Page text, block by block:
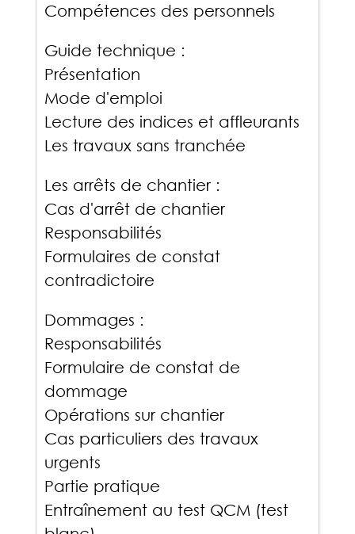
Compétences des personnels
Guide technique :
Présentation
Mode d'emploi
Lecture des indices et affleurants
Les travaux sans tranchée
Les arrêts de chantier :
Cas d'arrêt de chantier
Responsabilités
Formulaires de constat
contradictoire
Dommages :
Responsabilités
Formulaire de constat de
dommage
Opérations sur chantier
Cas particuliers des travaux
urgents
Partie pratique
Entraînement au test QCM (test